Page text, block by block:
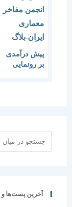
پیش درآمدی
بر رونمایی
آخرین پست‌ها و